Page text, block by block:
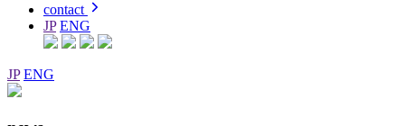
contact
JP ENG
JP ENG